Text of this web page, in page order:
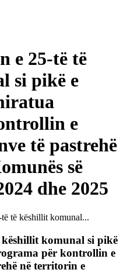
e 25-të të
si pikë e
e
të pastrehë
së
dhe 2025
të këshillit komunal...
këshillit komunal si pikë
për kontrollin e
në territorin e